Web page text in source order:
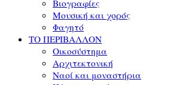
Βιογραφίες
Μουσική και χορός
Φαγητό
ΤΟ ΠΕΡΙΒΑΛΛΟΝ
Οικοσύστημα
Αρχιτεκτονική
Ναοί και μοναστήρια